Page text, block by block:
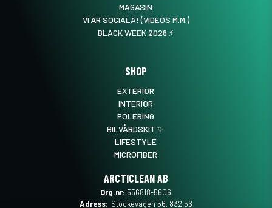
MAGASIN
VI ÄR SOCIALA! (VIDEOS M.M.)
BLACK WEEK 2026 ⚡️
SHOP
EXTERIÖR
INTERIÖR
POLERING
BILVÅRDSKIT ✨
LIFESTYLE
MICROFIBER
ARCTICLEAN AB
Org.nr: 556818-5606
Adress: Stockevägen 56, 832 56